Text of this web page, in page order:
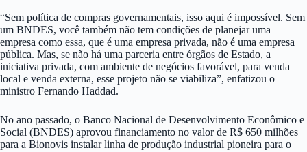
“Sem política de compras governamentais, isso aqui é impossível. Sem
um BNDES, você também não tem condições de planejar uma
empresa como essa, que é uma empresa privada, não é uma empresa
pública. Mas, se não há uma parceria entre órgãos de Estado, a
iniciativa privada, com ambiente de negócios favorável, para venda
local e venda externa, esse projeto não se viabiliza”, enfatizou o
ministro Fernando Haddad.
No ano passado, o Banco Nacional de Desenvolvimento Econômico e
Social (BNDES) aprovou financiamento no valor de R$ 650 milhões
para a Bionovis instalar linha de produção industrial pioneira para o